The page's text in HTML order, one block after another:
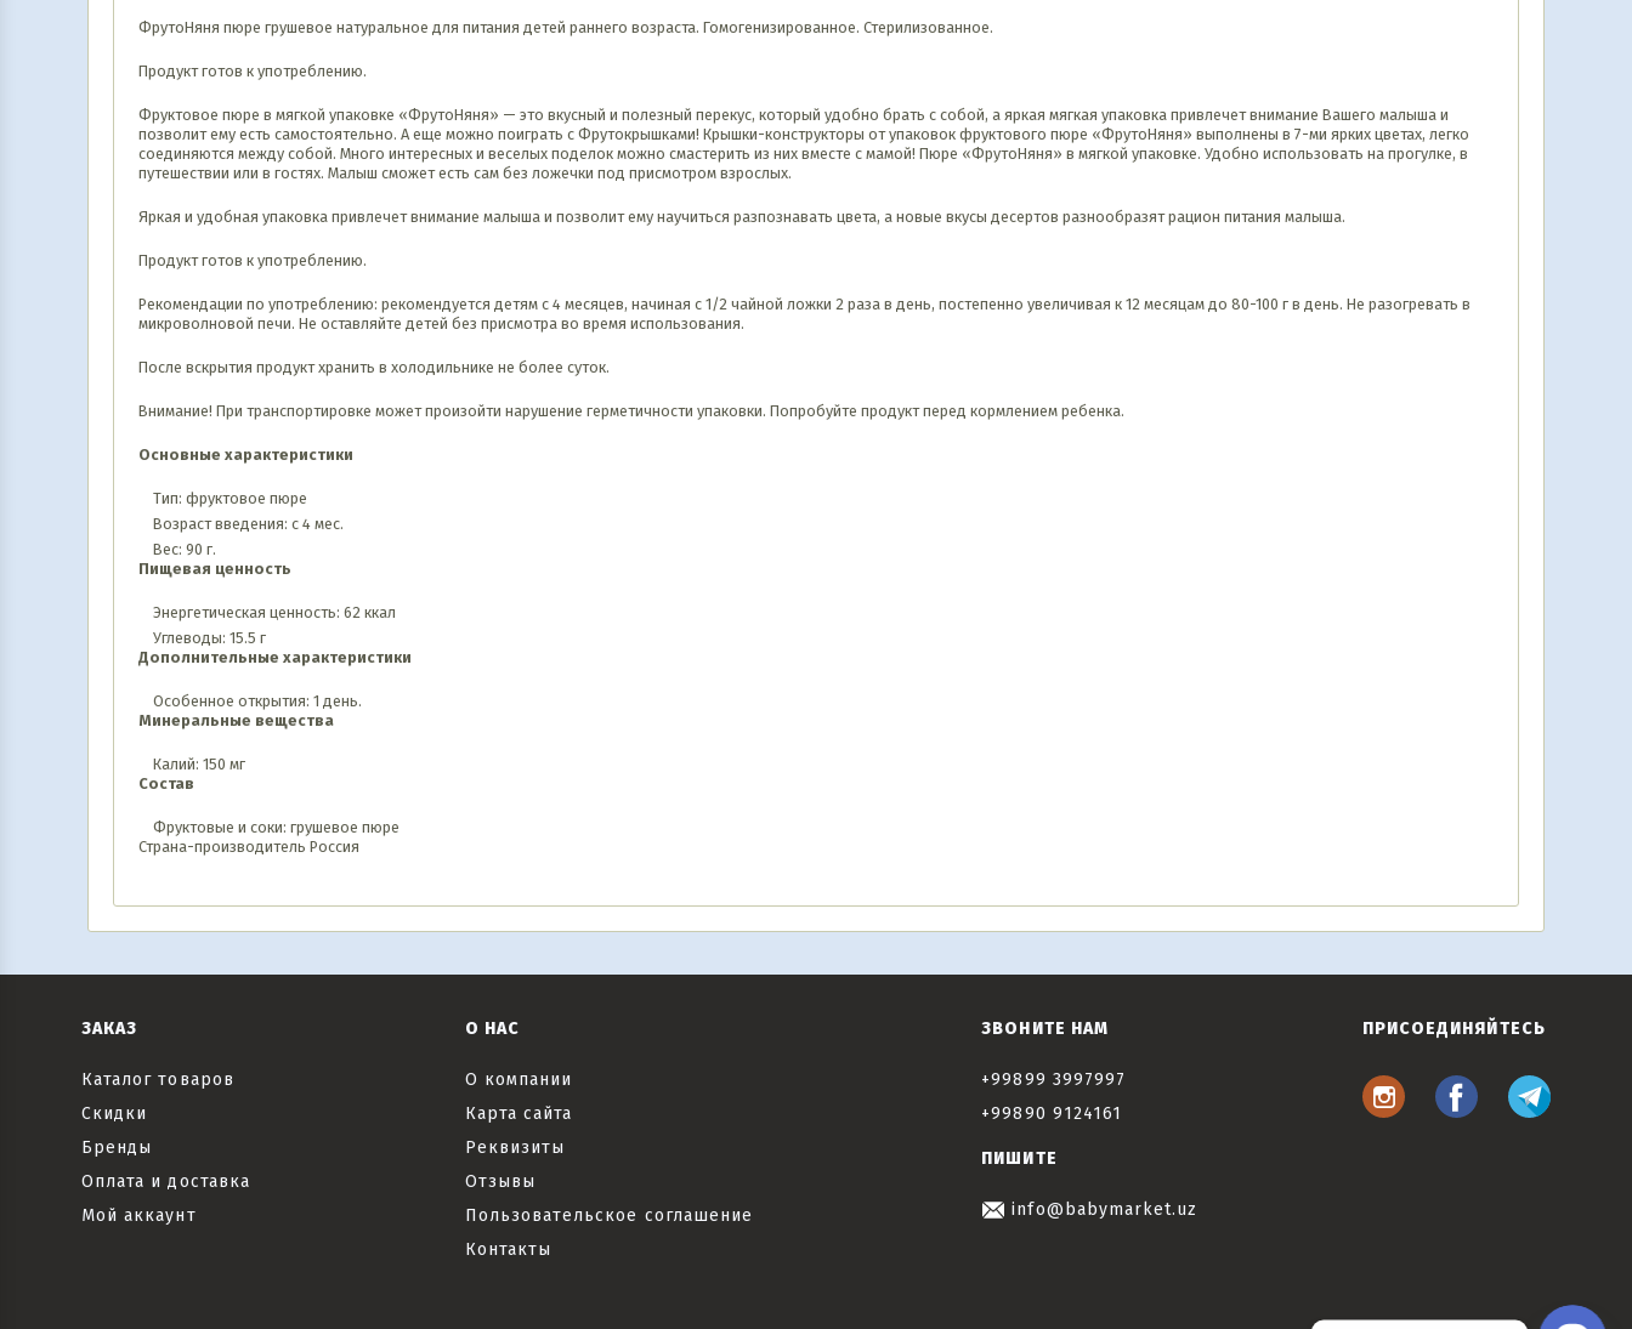
ФрутоНяня пюре грушевое натуральное для питания детей раннего возраста. Гомогенизированное. Стерилизованное.
Продукт готов к употреблению.
Фруктовое пюре в мягкой упаковке «ФрутоНяня» — это вкусный и полезный перекус, который удобно брать с собой, а яркая мягкая упаковка привлечет внимание Вашего малыша и
позволит ему есть самостоятельно. А еще можно поиграть с Фрутокрышками! Крышки-конструкторы от упаковок фруктового пюре «ФрутоНяня» выполнены в 7-ми ярких цветах, легко
соединяются между собой. Много интересных и веселых поделок можно смастерить из них вместе с мамой! Пюре «ФрутоНяня» в мягкой упаковке. Удобно использовать на прогулке, в
путешествии или в гостях. Малыш сможет есть сам без ложечки под присмотром взрослых.
Яркая и удобная упаковка привлечет внимание малыша и позволит ему научиться разпознавать цвета, а новые вкусы десертов разнообразят рацион питания малыша.
Продукт готов к употреблению.
Рекомендации по употреблению: рекомендуется детям с 4 месяцев, начиная с 1/2 чайной ложки 2 раза в день, постепенно увеличивая к 12 месяцам до 80-100 г в день. Не разогревать в
микроволновой печи. Не оставляйте детей без присмотра во время использования.
После вскрытия продукт хранить в холодильнике не более суток.
Внимание! При транспортировке может произойти нарушение герметичности упаковки. Попробуйте продукт перед кормлением ребенка.
Основные характеристики
Тип: фруктовое пюре
Возраст введения: с 4 мес.
Вес: 90 г.
Пищевая ценность
Энергетическая ценность: 62 ккал
Углеводы: 15.5 г
Дополнительные характеристики
Особенное открытия: 1 день.
Минеральные вещества
Калий: 150 мг
Состав
Фруктовые и соки: грушевое пюре
Страна-производитель Россия
ЗАКАЗ
Каталог товаров
Скидки
Бренды
Оплата и доставка
Мой аккаунт
О НАС
О компании
Карта сайта
Реквизиты
Отзывы
Пользовательское соглашение
Контакты
ЗВОНИТЕ НАМ
+99899 3997997
+99890 9124161
ПИШИТЕ
info@babymarket.uz
ПРИСОЕДИНЯЙТЕСЬ